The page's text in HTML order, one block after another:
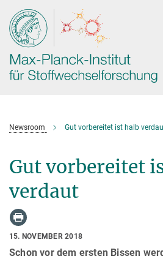
Hauptinhalt
Newsroom Gut vorbereitet ist halb
Gut vorbereitet
verdaut
15. NOVEMBER 2018
Schon vor dem ersten Bissen